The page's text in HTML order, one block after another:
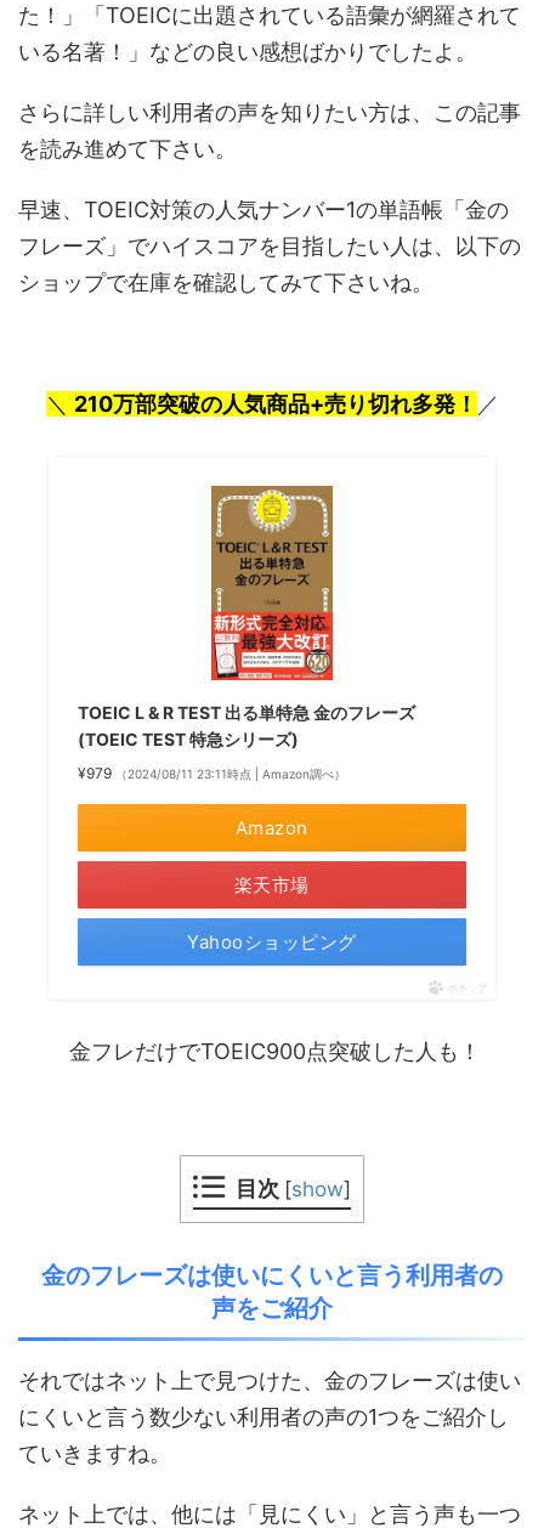
た！」「TOEICに出題されている語彙が網羅されて
いる名著！」などの良い感想ばかりでしたよ。
さらに詳しい利用者の声を知りたい方は、この記事
を読み進めて下さい。
早速、TOEIC対策の人気ナンバー1の単語帳「金の
フレーズ」でハイスコアを目指したい人は、以下の
ショップで在庫を確認してみて下さいね。
＼ 210万部突破の人気商品+売り切れ多発！ ／
TOEIC L & R TEST 出る単特急 金のフレーズ
(TOEIC TEST 特急シリーズ)
¥979 （2024/08/11 23:11時点 | Amazon調べ）
Amazon
楽天市場
Yahooショッピング
ポチップ
金フレだけでTOEIC900点突破した人も！
目次 [show]
金のフレーズは使いにくいと言う利用者の
声をご紹介
それではネット上で見つけた、金のフレーズは使い
にくいと言う数少ない利用者の声の1つをご紹介し
ていきますね。
ネット上では、他には「見にくい」と言う声も一つ